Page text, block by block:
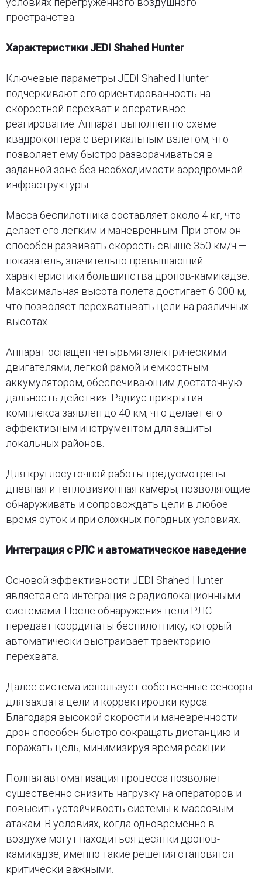
пространства.
Характеристики JEDI Shahed Hunter
Ключевые параметры JEDI Shahed Hunter
подчеркивают его ориентированность на
скоростной перехват и оперативное
реагирование. Аппарат выполнен по схеме
квадрокоптера с вертикальным взлетом, что
позволяет ему быстро разворачиваться в
заданной зоне без необходимости аэродромной
инфраструктуры.
Масса беспилотника составляет около 4 кг, что
делает его легким и маневренным. При этом он
способен развивать скорость свыше 350 км/ч —
показатель, значительно превышающий
характеристики большинства дронов-камикадзе.
Максимальная высота полета достигает 6 000 м,
что позволяет перехватывать цели на различных
высотах.
Аппарат оснащен четырьмя электрическими
двигателями, легкой рамой и емкостным
аккумулятором, обеспечивающим достаточную
дальность действия. Радиус прикрытия
комплекса заявлен до 40 км, что делает его
эффективным инструментом для защиты
локальных районов.
Для круглосуточной работы предусмотрены
дневная и тепловизионная камеры, позволяющие
обнаруживать и сопровождать цели в любое
время суток и при сложных погодных условиях.
Интеграция с РЛС и автоматическое наведение
Основой эффективности JEDI Shahed Hunter
является его интеграция с радиолокационными
системами. После обнаружения цели РЛС
передает координаты беспилотнику, который
автоматически выстраивает траекторию
перехвата.
Далее система использует собственные сенсоры
для захвата цели и корректировки курса.
Благодаря высокой скорости и маневренности
дрон способен быстро сокращать дистанцию и
поражать цель, минимизируя время реакции.
Полная автоматизация процесса позволяет
существенно снизить нагрузку на операторов и
повысить устойчивость системы к массовым
атакам. В условиях, когда одновременно в
воздухе могут находиться десятки дронов-
камикадзе, именно такие решения становятся
критически важными.